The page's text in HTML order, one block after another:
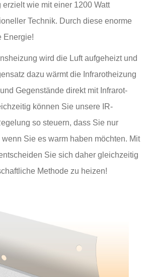
wie mit einer 1200 Watt
Technik. Durch diese enorme
Energie!
wird die Luft aufgeheizt und
dazu wärmt die Infrarotheizung
Gegenstände direkt mit Infrarot-
können Sie unsere IR-
so steuern, dass Sie nur
Sie es warm haben möchten. Mit
Sie sich daher gleichzeitig
Methode zu heizen!